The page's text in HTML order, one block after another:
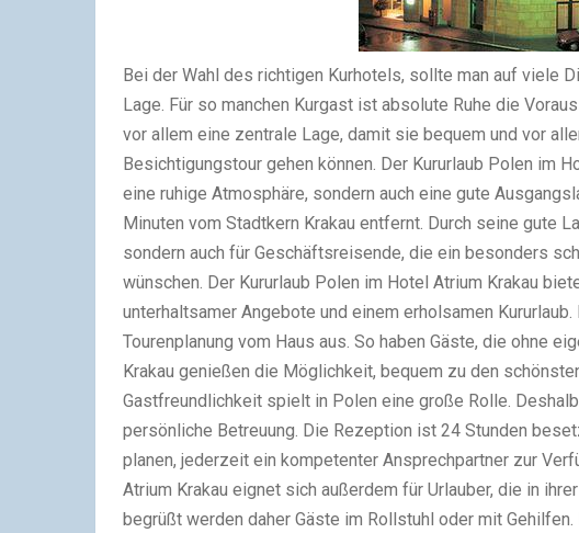
Bei der Wahl des richtigen Kurhotels, sollte man auf viele
Lage. Für so manchen Kurgast ist absolute Ruhe die
vor allem eine zentrale Lage, damit sie bequem und vor
Besichtigungstour gehen können. Der Kururlaub Polen im
eine ruhige Atmosphäre, sondern auch eine gute
Minuten vom Stadtkern Krakau entfernt. Durch seine gute
sondern auch für Geschäftsreisende, die ein besonders
wünschen. Der Kururlaub Polen im Hotel Atrium Krakau
unterhaltsamer Angebote und einem erholsamen
Tourenplanung vom Haus aus. So haben Gäste, die ohne
Krakau genießen die Möglichkeit, bequem zu den
Gastfreundlichkeit spielt in Polen eine große Rolle.
persönliche Betreuung. Die Rezeption ist 24 Stunden
planen, jederzeit ein kompetenter Ansprechpartner zur
Atrium Krakau eignet sich außerdem für Urlauber, die in
begrüßt werden daher Gäste im Rollstuhl oder mit